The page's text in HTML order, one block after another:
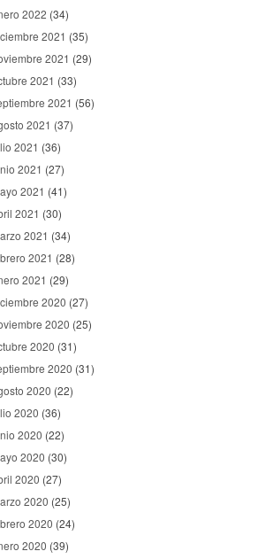
2022 (34)
2021 (35)
2021 (29)
2021 (33)
2021 (56)
2021 (37)
2021 (36)
2021 (27)
2021 (41)
2021 (30)
2021 (34)
2021 (28)
2021 (29)
2020 (27)
2020 (25)
2020 (31)
2020 (31)
2020 (22)
2020 (36)
2020 (22)
2020 (30)
2020 (27)
2020 (25)
2020 (24)
2020 (39)